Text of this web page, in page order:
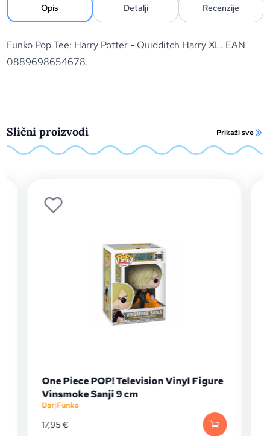
Opis Detalji Recenzije
Funko Pop Tee: Harry Potter - Quidditch Harry XL. EAN
0889698654678.
Slični proizvodi Prikaži sve
One Piece POP! Television Vinyl Figure
Vinsmoke Sanji 9 cm
Dar|Funko
17,95€